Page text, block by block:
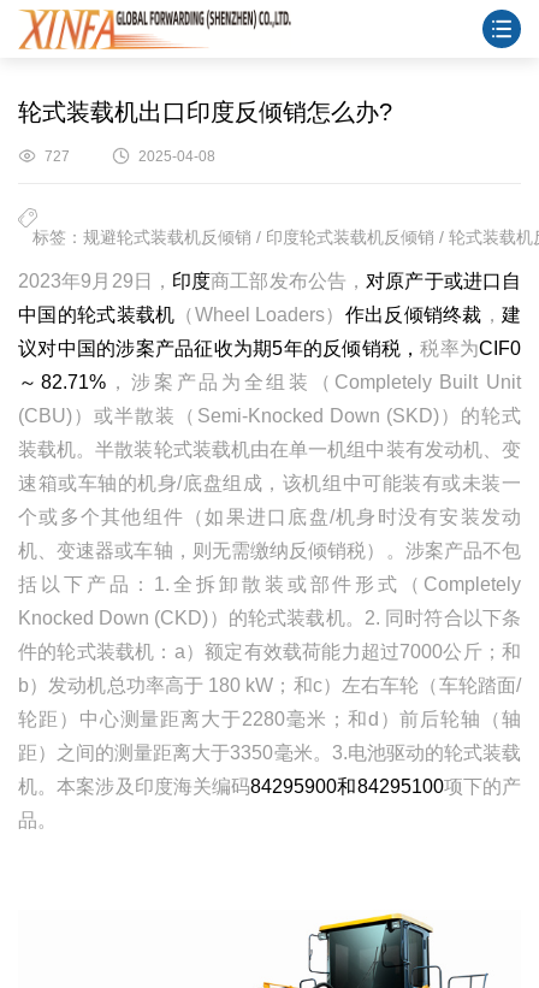
轮式装载机出口印度反倾销怎么办?
727 2025-04-08
标签：规避轮式装载机反倾销 / 印度轮式装载机反倾销 / 轮式装载
2023年9 月 29 日， 印度商工部发布公告， 对原产于或进口自
中国的轮式装载机 （Wheel Loaders） 作出 反倾销终裁 ，建
议对中国的涉案产品征收为期5年的反倾销税，税率为CIF0
～ 82.71%，涉案产品为全组装（ Completely Built Unit
(CBU)）或半散装（ Semi-Knocked Down (SKD)）的轮式
装载机。半散装轮式装载机由在单一机组中装有发动机、变
速箱或车轴的机身/底盘组成，该机组中可能装有或未装一
个或多个其他组件（如果进口底盘/机身时没有安装发动
机、变速器或车轴，则无需缴纳反倾销税）。涉案产品不包
括以下产品： 1. 全拆卸散装或部件 形式 （ Completely
Knocked Down (CKD)）的轮式装载机。 2. 同时符合以下条
件的轮式装载机： a）额定有效载荷能力超过7000公斤； 和
b）发动机总功率高于 180 kW ； 和c） 左右车轮（车轮踏面/
轮距）中心测量距离大于2280毫米； 和d ）前后轮轴（轴
距）之间的测量距离大于3350毫米。 3.电池驱动的轮式装载
机。本案涉及印度海关编码84295900和84295100项下的产
品。